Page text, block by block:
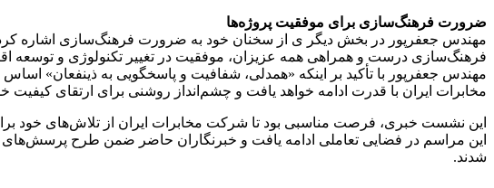
ضرورت فرهنگ‌سازی برای موفقیت پروژه‌ها
مهندس جعفرپور در بخش دیگر ی از سخنان خود به ضرورت فرهنگ‌سازی اشاره کرد
فرهنگ‌سازی درست و همراهی همه عزیزان، موفقیت در تغییر تکنولوژی و توسعه
مهندس جعفرپور با تأکید بر اینکه «همدلی، شفافیت و پاسخگویی به ذینفعان»
مخابرات ایران با قدرت ادامه خواهد یافت و چشم‌انداز روشنی برای ارتقای
این نشست خبری، فرصت مناسبی بود تا شرکت مخابرات ایران از تلاش‌های خود
این مراسم در فضایی تعاملی ادامه یافت و خبرنگاران حاضر ضمن طرح پرسش‌های
شدند.